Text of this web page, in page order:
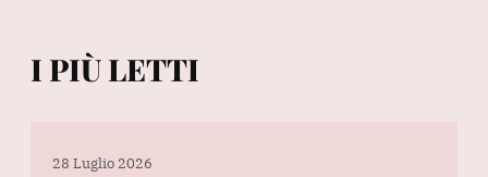
I PIÙ LETTI
28 Luglio 2026